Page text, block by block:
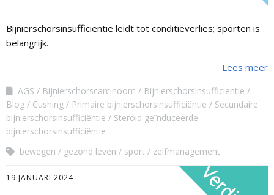
Bijnierschorsinsufficiëntie leidt tot conditieverlies; sporten is
belangrijk.
Lees meer
AGS Bijnierschorscarcinoom
Bijnierschorsinsufficientie
Blog
Cushing Primaire bijnierschorsinsufficiëntie
Secundaire
bijnierschorsinsufficiëntie
Steroid geïnduceerde
bijnierschorsinsufficiëntie
bewegen
gezond leven sport zelfmanagement
19 JANUARI 2024